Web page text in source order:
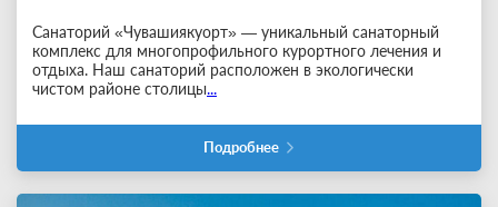
Санаторий «Чувашиякуорт» — уникальный санаторный
комплекс для многопрофильного курортного лечения и
отдыха. Наш санаторий расположен в экологически
чистом районе столицы...
Подробнее